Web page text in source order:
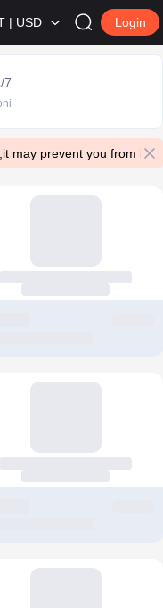
| USD Login
7
may prevent you from